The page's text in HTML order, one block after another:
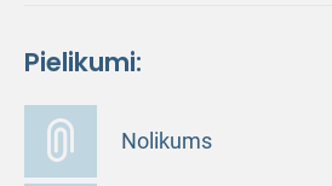
Pielikumi:
Nolikums